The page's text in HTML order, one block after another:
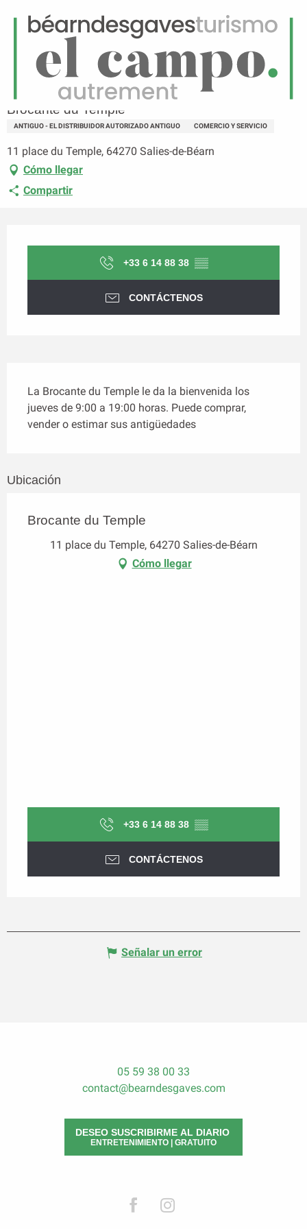
Menú
Página principal Brocante du Temple
Brocante du Temple
ANTIGUO - EL DISTRIBUIDOR AUTORIZADO ANTIGUO COMERCIO Y SERVICIO
11 place du Temple, 64270 Salies-de-Béarn
Cómo llegar
Compartir
+33 6 14 88 38 ▒▒
CONTÁCTENOS
La Brocante du Temple le da la bienvenida los
jueves de 9:00 a 19:00 horas. Puede comprar,
vender o estimar sus antigüedades
Ubicación
Brocante du Temple
11 place du Temple, 64270 Salies-de-Béarn
Cómo llegar
+33 6 14 88 38 ▒▒
CONTÁCTENOS
Señalar un error
05 59 38 00 33
contact@bearndesgaves.com
DESEO SUSCRIBIRME AL DIARIO
ENTRETENIMIENTO | GRATUITO